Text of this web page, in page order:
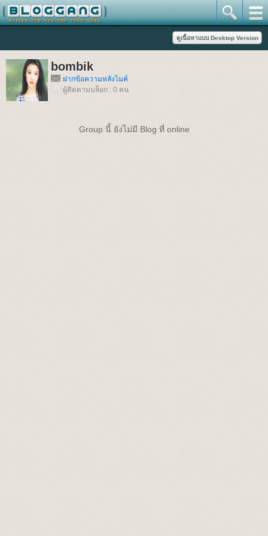
bombik
ฝากข้อความหลังไมค์
ผู้ติดตามบล็อก : 0 คน
Group นี้ ยังไม่มี Blog ที่ online